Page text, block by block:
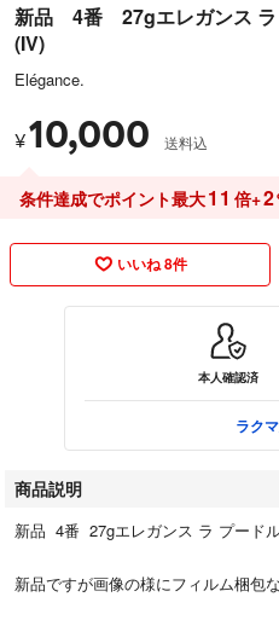
新品 4番 27gエレガンス ラ
(IV)
Elégance.
¥10,000 送料込
条件達成でポイント最大11 倍+2
いいね 8件
本人確認済
ラク
商品説明
新品 4番 27gエレガンス ラ プード
新品ですが画像の様にフィルム梱包